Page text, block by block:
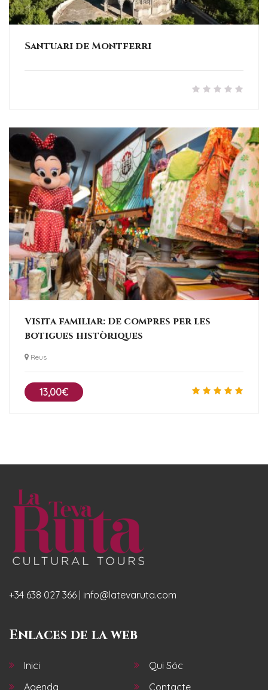
Santuari de Montferri
Visita familiar: De compres per les
botigues històriques
Reus
13,00€
+34 638 027 366 | info@latevaruta.com
Enlaces de la web
Inici
Qui Sóc
Agenda
Contacte